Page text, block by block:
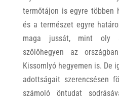
termőtájon is egyre többen
és a természet egyre
maga jussát, mint oly
szőlőhegyen az
Kissomlyó hegyemen is. De
adottságait szerencsésen
számoló öntudat